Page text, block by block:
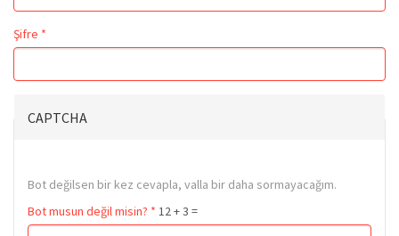
Şifre *
CAPTCHA
Bot değilsen bir kez cevapla, valla bir daha sormayacağım.
Bot musun değil misin? * 12 + 3 =